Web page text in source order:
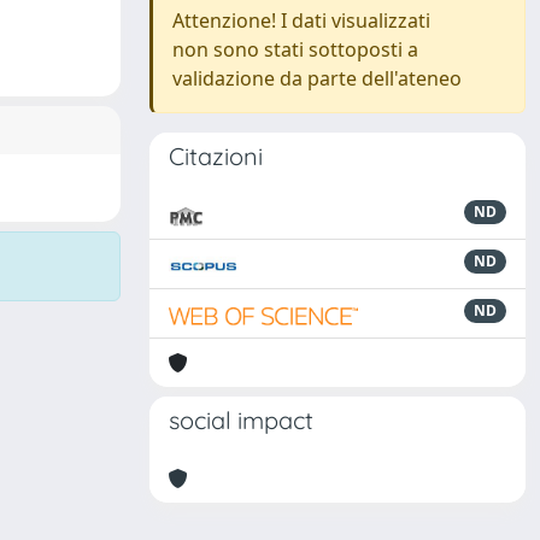
Attenzione! I dati visualizzati
non sono stati sottoposti a
validazione da parte dell'ateneo
Citazioni
ND
ND
ND
social impact